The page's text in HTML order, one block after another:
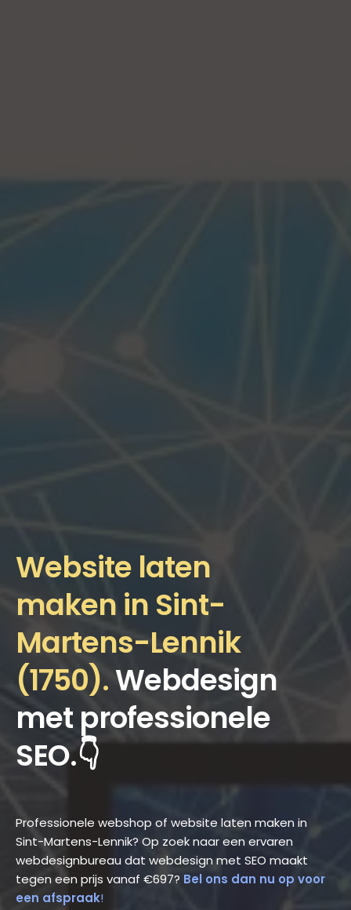
Website laten
maken in Sint-
Martens-Lennik
(1750).Webdesign
met professionele
SEO.👇
Professionele webshop of website laten maken in
Sint-Martens-Lennik? Op zoek naar een ervaren
webdesignbureau dat webdesign met SEO maakt
tegen een prijs vanaf €697? Bel ons dan nu op voor
een afspraak!